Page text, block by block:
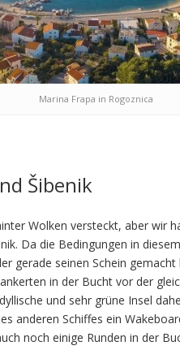
Marina Frapa in Rogoznica
Šibenik
Wolken versteckt, aber wir
Da die Bedingungen in
gerade seinen Schein
in der Bucht vor der
und sehr grüne Insel
anderen Schiffes ein
noch einige Runden in der